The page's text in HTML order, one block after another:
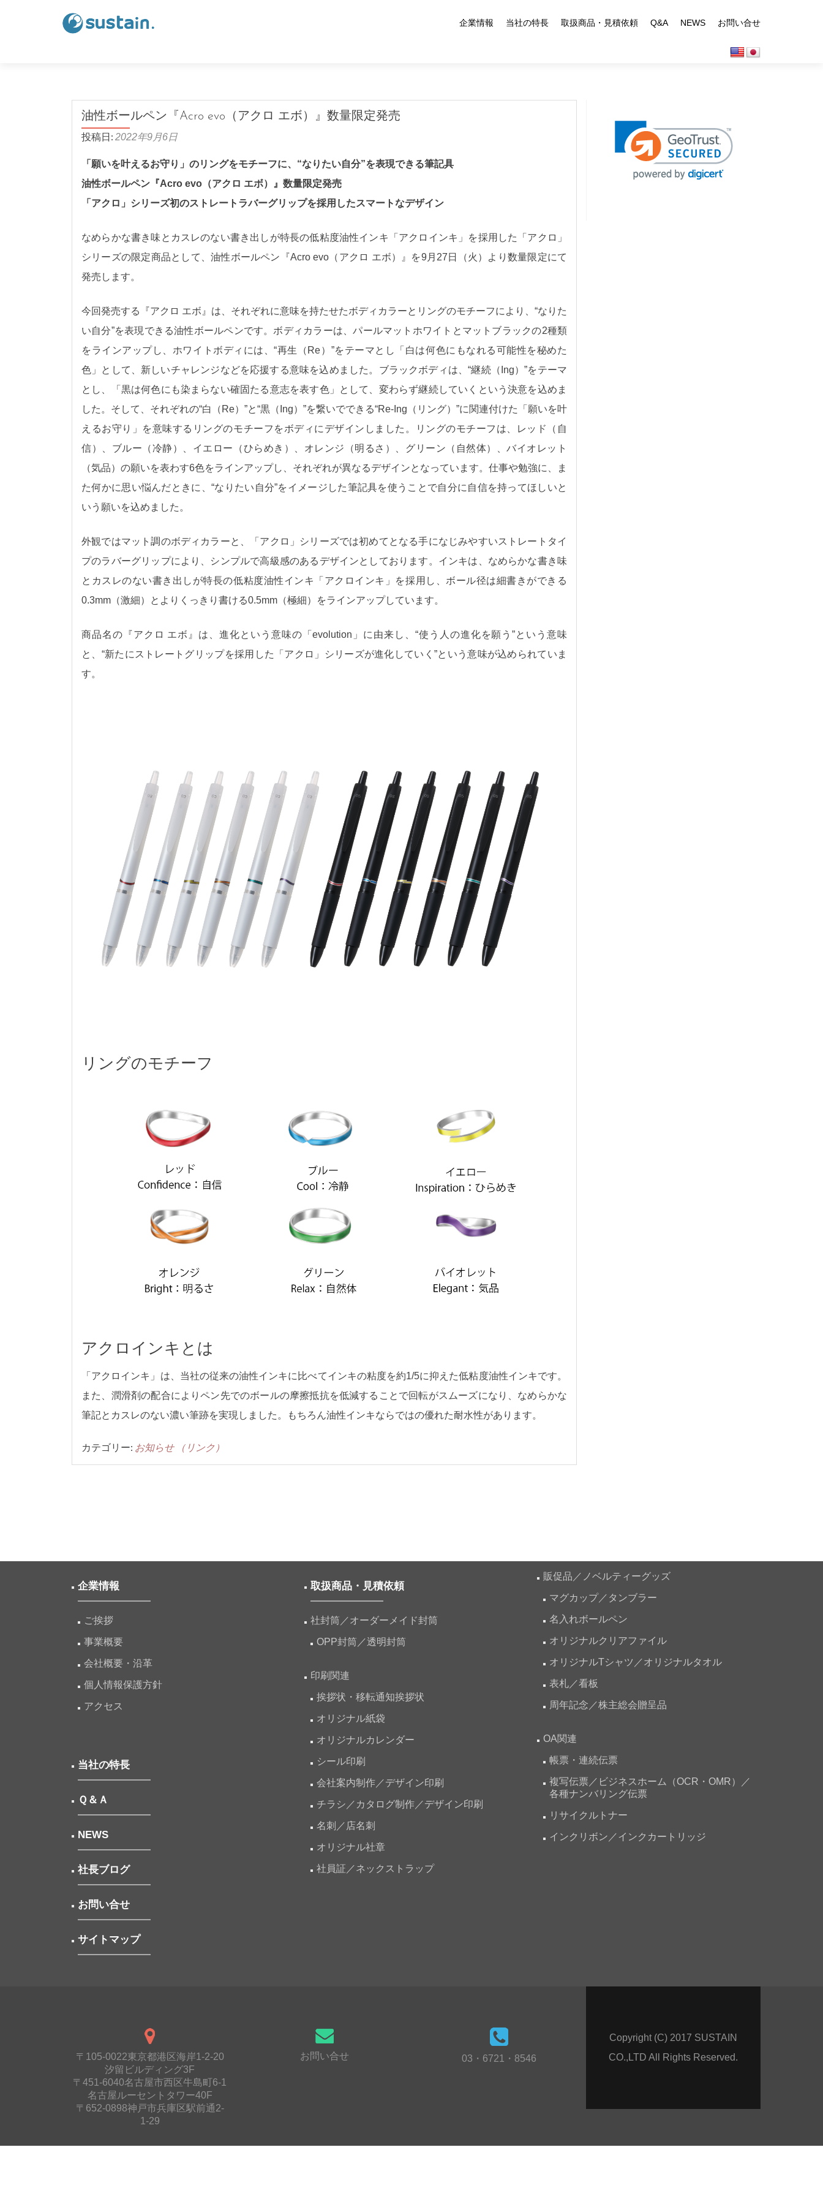
企業情報 当社の特長 取扱商品・見積依頼 Q&A NEWS お問い合せ
油性ボールペン『Acro evo（アクロ エボ）』数量限定発売
投稿日: 2022年9月6日
「願いを叶えるお守り」のリングをモチーフに、“なりたい自分”を表現できる筆記具
油性ボールペン『Acro evo（アクロ エボ）』数量限定発売
「アクロ」シリーズ初のストレートラバーグリップを採用したスマートなデザイン
なめらかな書き味とカスレのない書き出しが特長の低粘度油性インキ「アクロインキ」を採用した「アクロ」
シリーズの限定商品として、油性ボールペン『Acro evo（アクロ エボ）』を9月27日（火）より数量限定にて
発売します。
今回発売する『アクロ エボ』は、それぞれに意味を持たせたボディカラーとリングのモチーフにより、“なりた
い自分”を表現できる油性ボールペンです。ボディカラーは、パールマットホワイトとマットブラックの2種類
をラインアップし、ホワイトボディには、“再生（Re）”をテーマとし「白は何色にもなれる可能性を秘めた
色」として、新しいチャレンジなどを応援する意味を込めました。ブラックボディは、“継続（Ing）”をテーマ
とし、「黒は何色にも染まらない確固たる意志を表す色」として、変わらず継続していくという決意を込めま
した。そして、それぞれの“白（Re）”と“黒（Ing）”を繋いでできる“Re-Ing（リング）”に関連付けた「願いを叶
えるお守り」を意味するリングのモチーフをボディにデザインしました。リングのモチーフは、レッド（自
信）、ブルー（冷静）、イエロー（ひらめき）、オレンジ（明るさ）、グリーン（自然体）、バイオレット
（気品）の願いを表わす6色をラインアップし、それぞれが異なるデザインとなっています。仕事や勉強に、ま
た何かに思い悩んだときに、“なりたい自分”をイメージした筆記具を使うことで自分に自信を持ってほしいと
いう願いを込めました。
外観ではマット調のボディカラーと、「アクロ」シリーズでは初めてとなる手になじみやすいストレートタイ
プのラバーグリップにより、シンプルで高級感のあるデザインとしております。インキは、なめらかな書き味
とカスレのない書き出しが特長の低粘度油性インキ「アクロインキ」を採用し、ボール径は細書きができる
0.3mm（激細）とよりくっきり書ける0.5mm（極細）をラインアップしています。
商品名の『アクロ エボ』は、進化という意味の「evolution」に由来し、“使う人の進化を願う”という意味
と、“新たにストレートグリップを採用した「アクロ」シリーズが進化していく”という意味が込められていま
す。
リングのモチーフ
アクロインキとは
「アクロインキ」は、当社の従来の油性インキに比べてインキの粘度を約1/5に抑えた低粘度油性インキです。
また、潤滑剤の配合によりペン先でのボールの摩擦抵抗を低減することで回転がスムーズになり、なめらかな
筆記とカスレのない濃い筆跡を実現しました。もちろん油性インキならではの優れた耐水性があります。
カテゴリー: お知らせ （リンク）
ビ
ゲ
ー
シ
ョ
ン
企業情報
ご挨拶
事業概要
会社概要・沿革
個人情報保護方針
アクセス
当社の特長
Ｑ＆Ａ
NEWS
社長ブログ
お問い合せ
サイトマップ
取扱商品・見積依頼
社封筒／オーダーメイド封筒
OPP封筒／透明封筒
印刷関連
挨拶状・移転通知挨拶状
オリジナル紙袋
オリジナルカレンダー
シール印刷
会社案内制作／デザイン印刷
チラシ／カタログ制作／デザイン印刷
名刺／店名刺
オリジナル社章
社員証／ネックストラップ
販促品／ノベルティーグッズ
マグカップ／タンブラー
名入れボールペン
オリジナルクリアファイル
オリジナルTシャツ／オリジナルタオル
表札／看板
周年記念／株主総会贈呈品
OA関連
帳票・連続伝票
複写伝票／ビジネスホーム（OCR・OMR）／
各種ナンバリング伝票
リサイクルトナー
インクリボン／インクカートリッジ
〒105-0022東京都港区海岸1-2-20
汐留ビルディング3F
〒451-6040名古屋市西区牛島町6-1
名古屋ルーセントタワー40F
〒652-0898神戸市兵庫区駅前通2-
1-29
お問い合せ 03・6721・8546
Copyright (C) 2017 SUSTAIN
CO.,LTD All Rights Reserved.